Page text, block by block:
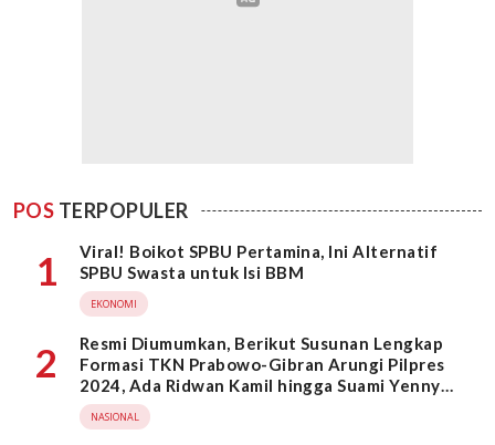
POS TERPOPULER
1
Viral! Boikot SPBU Pertamina, Ini Alternatif
SPBU Swasta untuk Isi BBM
EKONOMI
2
Resmi Diumumkan, Berikut Susunan Lengkap
Formasi TKN Prabowo-Gibran Arungi Pilpres
2024, Ada Ridwan Kamil hingga Suami Yenny
Wahid
NASIONAL